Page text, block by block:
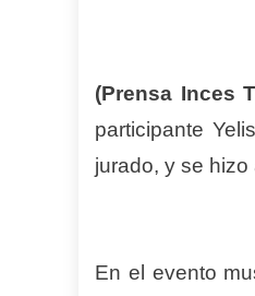
(Prensa Inces
participante
jurado, y se
En el evento